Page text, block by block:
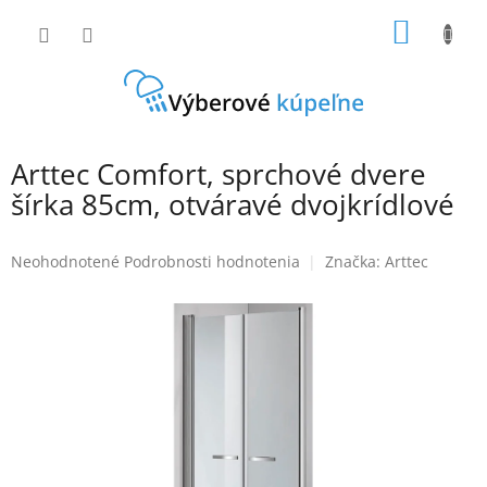
Arttec Comfort, sprchové dvere
šírka 85cm, otváravé dvojkrídlové
Priemerné
Neohodnotené Podrobnosti hodnotenia Značka: Arttec